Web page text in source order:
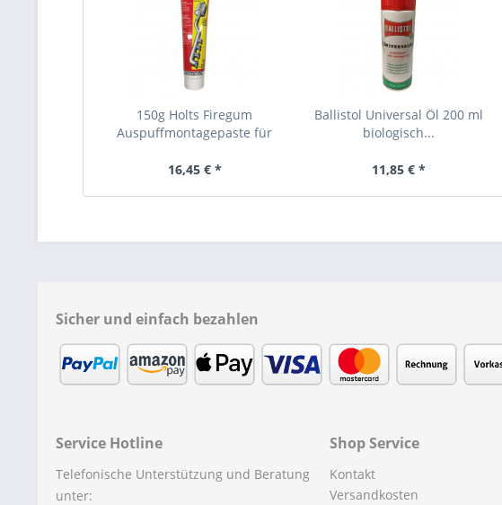
150g Holts Firegum
Auspuffmontagepaste für
16,45 € *
Ballistol Universal Öl 200 ml
biologisch...
11,85 € *
Sicher und einfach bezahlen
Service Hotline
Telefonische Unterstützung und Beratung
unter:
Shop Service
Kontakt
Versandkosten